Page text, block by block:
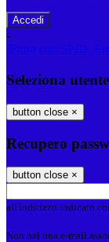
-
Entra con SPID
Seleziona utente
button close ×
Recupero
button close ×
all'indirizzo indicato
Non hai una e-mail